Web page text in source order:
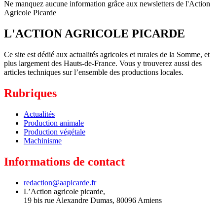
Ne manquez aucune information grâce aux newsletters de l'Action
Agricole Picarde
L'ACTION AGRICOLE PICARDE
Ce site est dédié aux actualités agricoles et rurales de la Somme, et
plus largement des Hauts-de-France. Vous y trouverez aussi des
articles techniques sur l’ensemble des productions locales.
Rubriques
Actualités
Production animale
Production végétale
Machinisme
Informations de contact
redaction@aapicarde.fr
L’Action agricole picarde,
19 bis rue Alexandre Dumas, 80096 Amiens